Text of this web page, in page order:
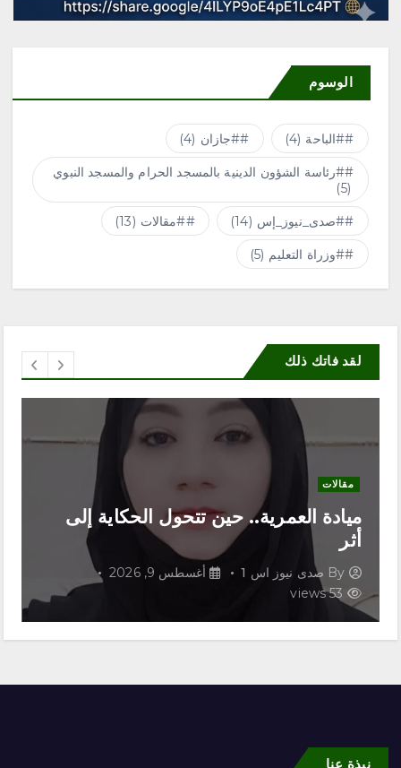
الوسوم
#الباحة (4) #جازان (4)
#رئاسة الشؤون الدينية بالمسجد الحرام والمسجد النبوي
(5)
#صدى_نيوز_إس (14) #مقالات (13)
#وزراة التعليم (5)
لقد فاتك ذلك
مقالات
ميادة العمرية.. حين تتحول الحكاية إلى
أثر
صدى نيوز اس 1
أغسطس 9, 2026
نبذة عنا